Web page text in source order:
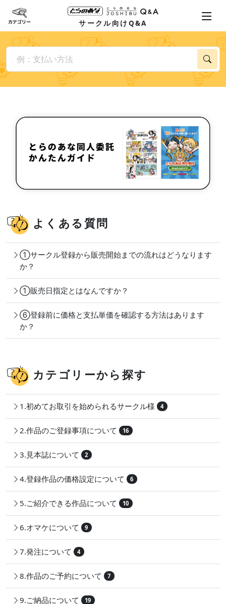
サークル向けQ&A
よくある質問
①サークル登録から販売開始までの流れはどうなります
か？
①販売日指定とはなんですか？
⑥登録前に価格と支払単価を確認する方法はあります
か？
カテゴリーから探す
1.初めてお取引を始められるサークル様 4
2.作品のご登録事項について 16
3.見本誌について 2
4.登録作品の価格設定について 6
5.ご紹介できる作品について 10
6.オマケについて 9
7.発注について 4
8.作品のご予約について 7
9.ご納品について 19